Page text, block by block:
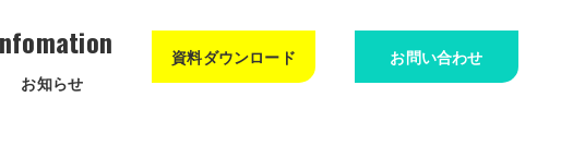
お知らせ
資料ダウンロード お問い合わせ